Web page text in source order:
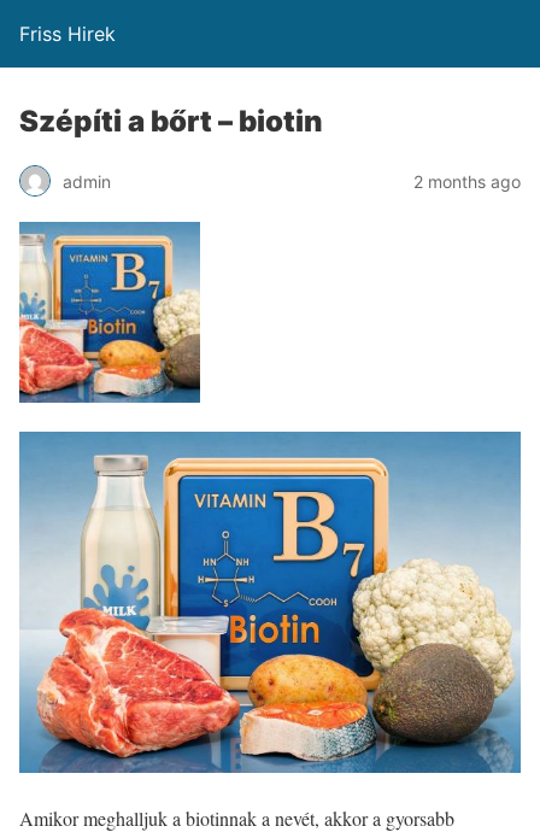
Friss Hirek
Szépíti a bőrt – biotin
admin 2 months ago
Amikor meghalljuk a biotinnak a nevét, akkor a gyorsabb